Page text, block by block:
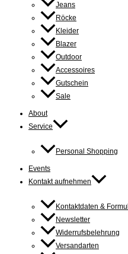
Jeans
Röcke
Kleider
Blazer
Outdoor
Accessoires
Gutschein
Sale
About
Service
Personal Shopping
Events
Kontakt aufnehmen
Kontaktdaten &
Newsletter
Widerrufsbelehrung
Versandarten